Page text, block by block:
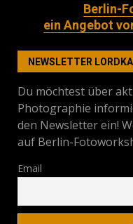
Berlin-
ein Angebot
NEWSLETTER
Du möchtest über
Photographie
den Newsletter ein!
auf Berlin-
Email